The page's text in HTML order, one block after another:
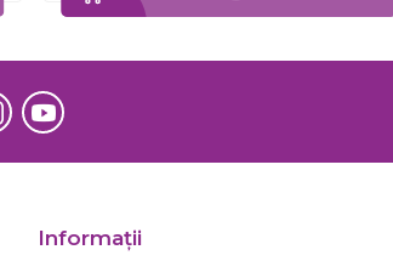
Informaţii